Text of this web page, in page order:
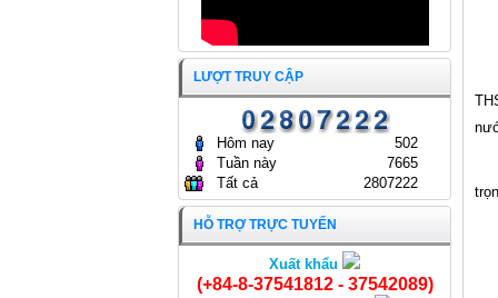
Ghẹ xanh cắt mảnh
CÔNG TY CỔ PHẦN KINH
DOANH THỦY HẢI SẢN SÀI
GÒN
24/04/2024
LƯỢT TRUY CẬP
Hôm nay
502
Tuần này
7665
Tất cả
2807222
HỖ TRỢ TRỰC TUYẾN
Xuất khẩu
(+84-8-37541812 - 37542089)